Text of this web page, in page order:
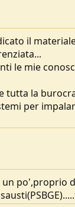
il
le mie
tutta la
per
un po',proprio